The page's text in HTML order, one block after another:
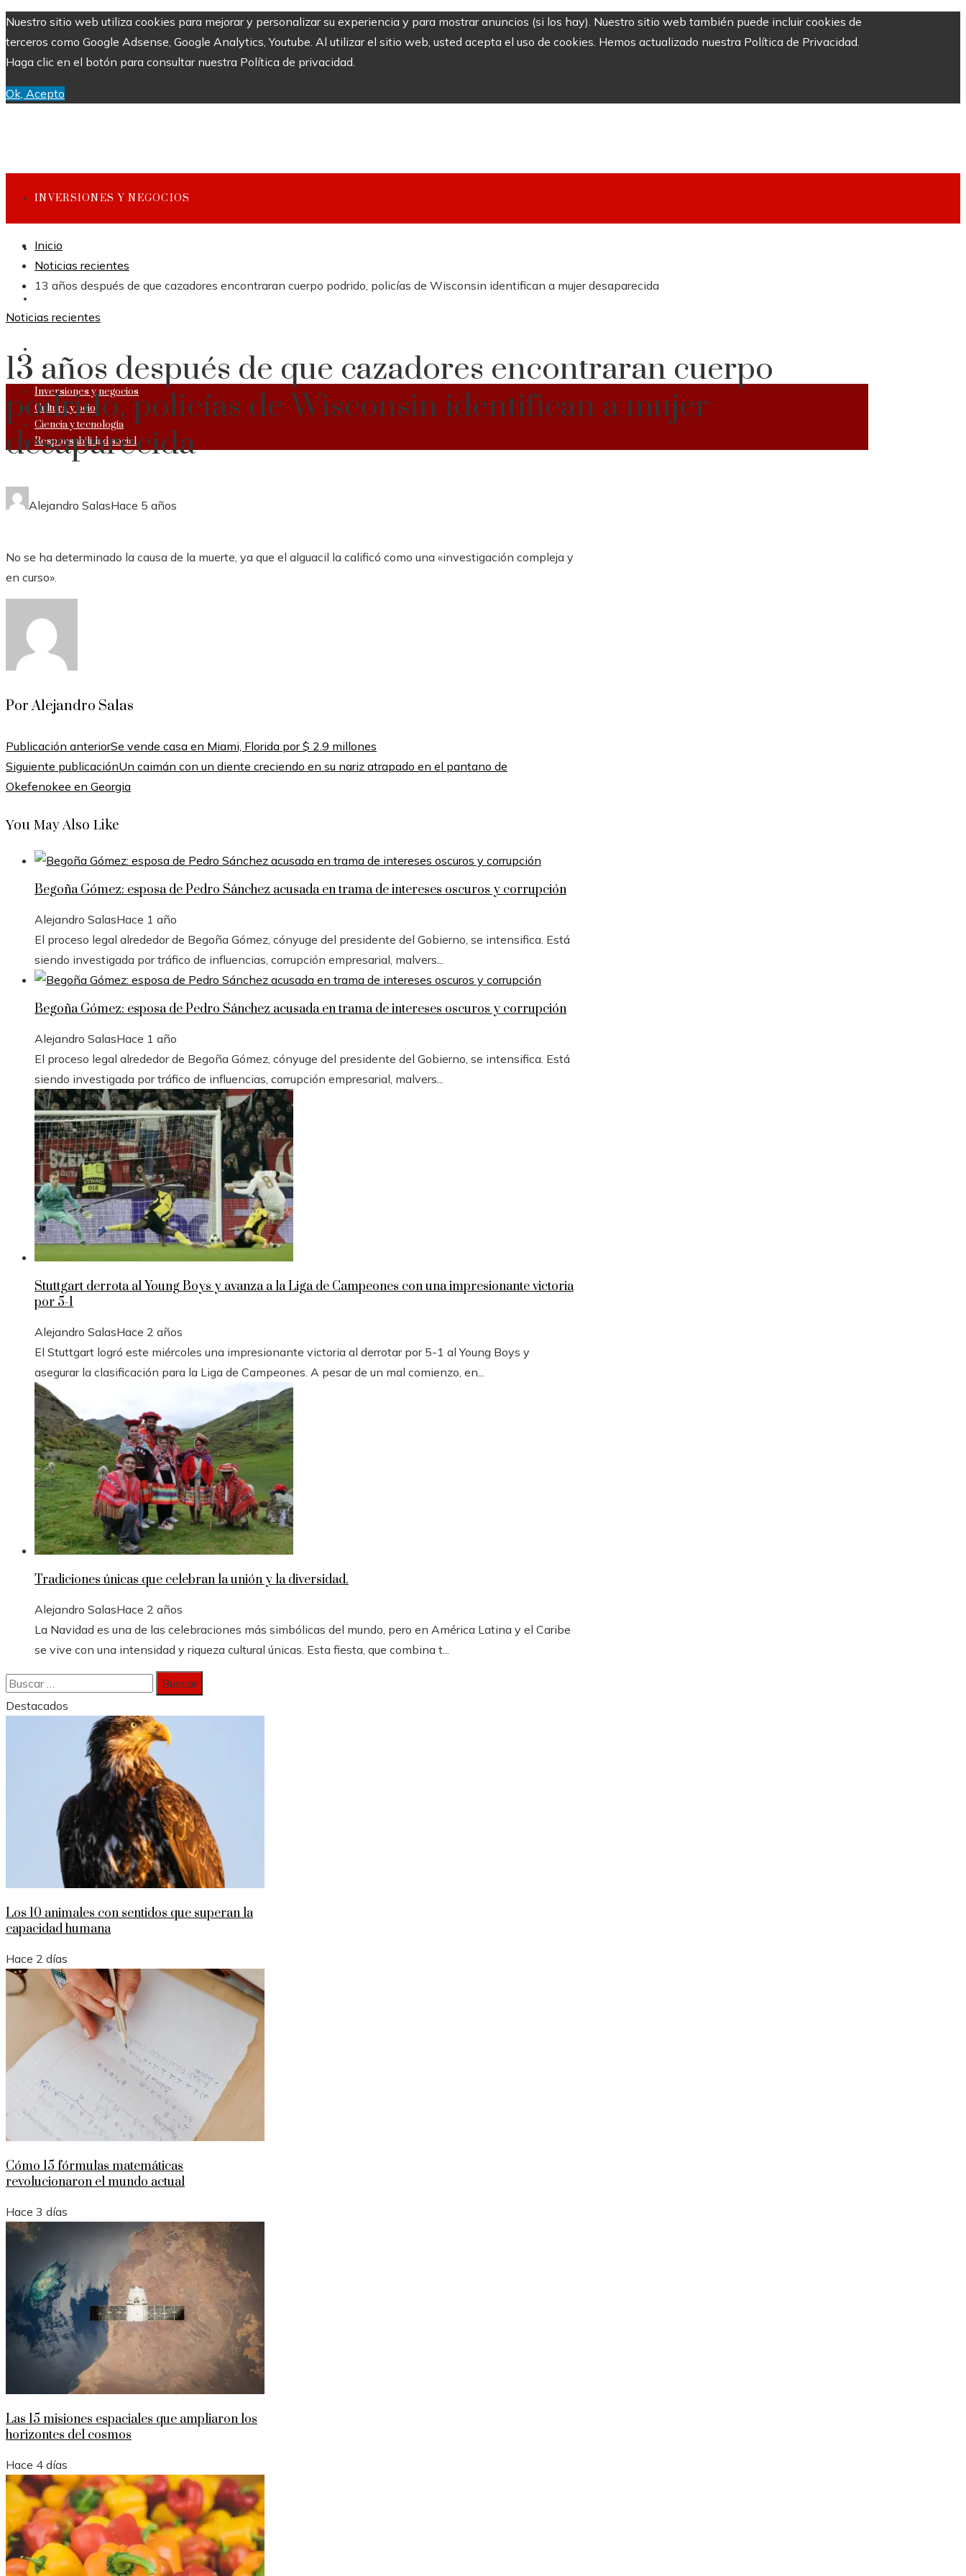
Nuestro sitio web utiliza cookies para mejorar y personalizar su experiencia y para mostrar anuncios (si los hay). Nuestro sitio web también puede incluir cookies de
terceros como Google Adsense, Google Analytics, Youtube. Al utilizar el sitio web, usted acepta el uso de cookies. Hemos actualizado nuestra Política de Privacidad.
Haga clic en el botón para consultar nuestra Política de privacidad.
Ok, Acepto
INVERSIONES Y NEGOCIOS
CULTURA Y OCIO
Inversiones y negocios
Cultura y ocio
Ciencia y tecnología
Responsabilidad social
Inicio
Noticias recientes
13 años después de que cazadores encontraran cuerpo podrido, policías de Wisconsin identifican a mujer desaparecida
Noticias recientes
13 años después de que cazadores encontraran cuerpo
podrido, policías de Wisconsin identifican a mujer
desaparecida
Alejandro SalasHace 5 años
No se ha determinado la causa de la muerte, ya que el alguacil la calificó como una «investigación compleja y
en curso».
Por Alejandro Salas
Publicación anteriorSe vende casa en Miami, Florida por $ 2.9 millones
Siguiente publicaciónUn caimán con un diente creciendo en su nariz atrapado en el pantano de
Okefenokee en Georgia
You May Also Like
Begoña Gómez: esposa de Pedro Sánchez acusada en trama de intereses oscuros y corrupción
Alejandro SalasHace 1 año
El proceso legal alrededor de Begoña Gómez, cónyuge del presidente del Gobierno, se intensifica. Está
siendo investigada por tráfico de influencias, corrupción empresarial, malvers...
Begoña Gómez: esposa de Pedro Sánchez acusada en trama de intereses oscuros y corrupción
Alejandro SalasHace 1 año
El proceso legal alrededor de Begoña Gómez, cónyuge del presidente del Gobierno, se intensifica. Está
siendo investigada por tráfico de influencias, corrupción empresarial, malvers...
Stuttgart derrota al Young Boys y avanza a la Liga de Campeones con una impresionante victoria
por 5-1
Alejandro SalasHace 2 años
El Stuttgart logró este miércoles una impresionante victoria al derrotar por 5-1 al Young Boys y
asegurar la clasificación para la Liga de Campeones. A pesar de un mal comienzo, en...
Tradiciones únicas que celebran la unión y la diversidad.
Alejandro SalasHace 2 años
La Navidad es una de las celebraciones más simbólicas del mundo, pero en América Latina y el Caribe
se vive con una intensidad y riqueza cultural únicas. Esta fiesta, que combina t...
Buscar:
Destacados
Los 10 animales con sentidos que superan la
capacidad humana
Hace 2 días
Cómo 15 fórmulas matemáticas
revolucionaron el mundo actual
Hace 3 días
Las 15 misiones espaciales que ampliaron los
horizontes del cosmos
Hace 4 días